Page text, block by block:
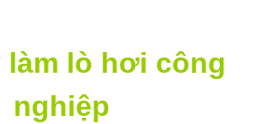
làm lò hơi công
nghiệp